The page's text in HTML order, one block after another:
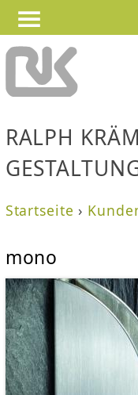
—
—
—
RALPH
i
e
s
i
Startseite ›
mono